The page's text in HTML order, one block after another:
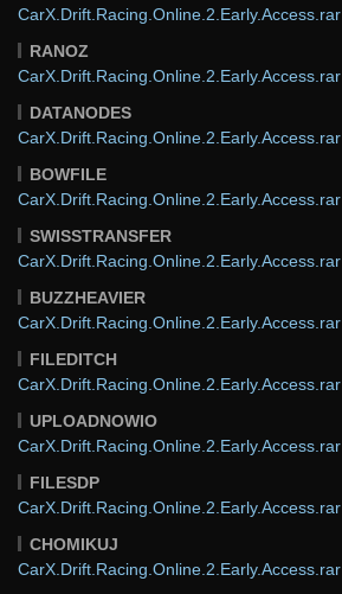
CarX.Drift.Racing.Online.2.Early.Access.rar
RANOZ
CarX.Drift.Racing.Online.2.Early.Access.rar
DATANODES
CarX.Drift.Racing.Online.2.Early.Access.rar
BOWFILE
CarX.Drift.Racing.Online.2.Early.Access.rar
SWISSTRANSFER
CarX.Drift.Racing.Online.2.Early.Access.rar
BUZZHEAVIER
CarX.Drift.Racing.Online.2.Early.Access.rar
FILEDITCH
CarX.Drift.Racing.Online.2.Early.Access.rar
UPLOADNOWIO
CarX.Drift.Racing.Online.2.Early.Access.rar
FILESDP
CarX.Drift.Racing.Online.2.Early.Access.rar
CHOMIKUJ
CarX.Drift.Racing.Online.2.Early.Access.rar